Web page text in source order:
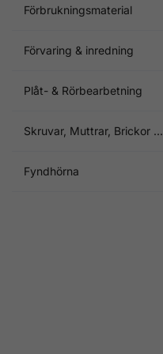
Förbrukningsmaterial
Förvaring & inredning
Plåt- & Rörbearbetning
Skruvar, Muttrar, Brickor ...
Fyndhörna